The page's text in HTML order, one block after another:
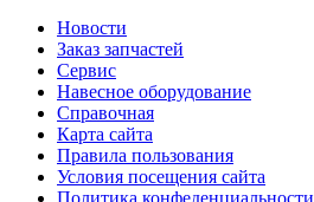
Новости
Заказ запчастей
Сервис
Навесное оборудование
Справочная
Карта сайта
Правила пользования
Условия посещения сайта